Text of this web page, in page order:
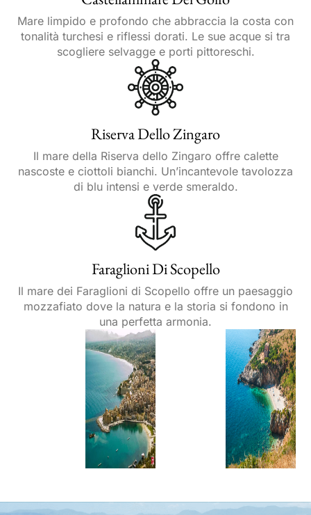
Mare limpido e profondo che abbraccia la costa con
tonalità turchesi e riflessi dorati. Le sue acque si tra
scogliere selvagge e porti pittoreschi.
Riserva Dello Zingaro
Il mare della Riserva dello Zingaro offre calette
nascoste e ciottoli bianchi. Un’incantevole tavolozza
di blu intensi e verde smeraldo.
Faraglioni Di Scopello
Il mare dei Faraglioni di Scopello offre un paesaggio
mozzafiato dove la natura e la storia si fondono in
una perfetta armonia.